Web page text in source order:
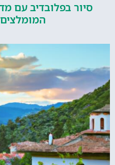
סיור בפלובדיב עם